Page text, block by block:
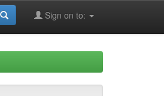
Sign on to: